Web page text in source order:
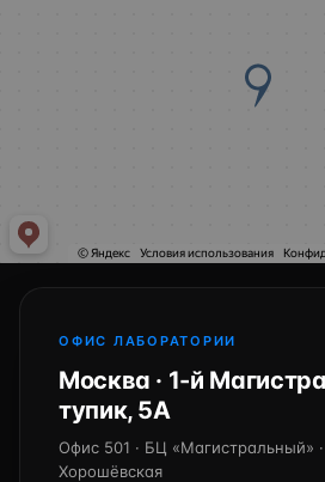
ОФИС ЛАБОРАТОРИИ
Москва · 1-й
тупик, 5А
Офис 501 · БЦ «Магистральный»
Хорошёвская